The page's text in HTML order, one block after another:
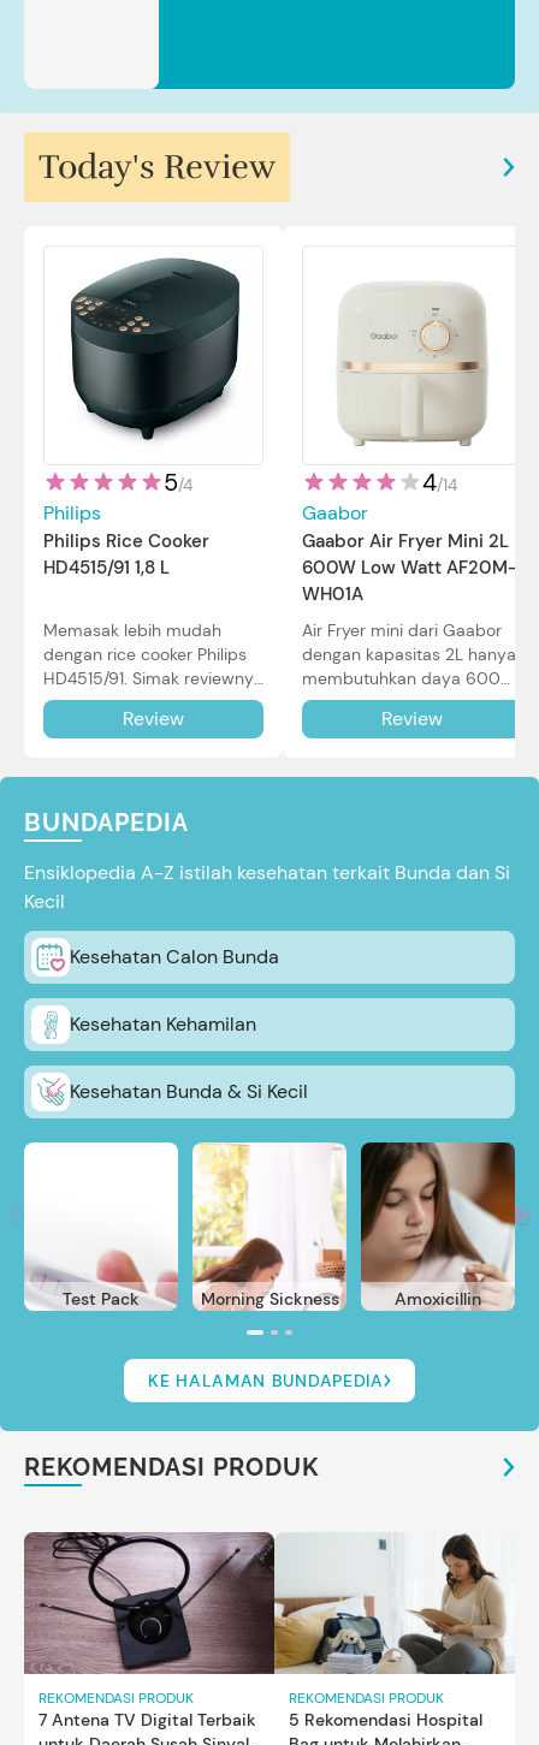
Today's Review
5/4
Philips
Philips Rice Cooker
HD4515/91 1,8 L
Memasak lebih mudah
dengan rice cooker Philips
HD4515/91. Simak reviewnya
di sini.
Review
4/14
Gaabor
Gaabor Air Fryer Mini 2L
600W Low Watt AF20M-
WH01A
Air Fryer mini dari Gaabor
dengan kapasitas 2L hanya
membutuhkan daya 600W
dalam pemakaian. Simak
review selengkapnya di sini.
Review
BUNDAPEDIA
Ensiklopedia A-Z istilah kesehatan terkait Bunda dan Si
Kecil
Kesehatan Calon Bunda
Kesehatan Kehamilan
Kesehatan Bunda & Si Kecil
Test Pack Morning Sickness Amoxicillin
KE HALAMAN BUNDAPEDIA
REKOMENDASI PRODUK
REKOMENDASI PRODUK
7 Antena TV Digital Terbaik
REKOMENDASI PRODUK
5 Rekomendasi Hospital